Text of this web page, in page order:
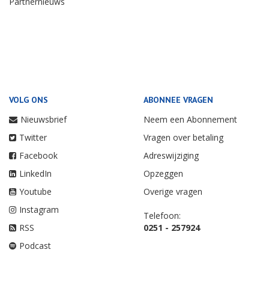
VOLG ONS
Nieuwsbrief
Twitter
Facebook
LinkedIn
Youtube
Instagram
RSS
Podcast
ABONNEE VRAGEN
Neem een Abonnement
Vragen over betaling
Adreswijziging
Opzeggen
Overige vragen
Telefoon:
0251 - 257924